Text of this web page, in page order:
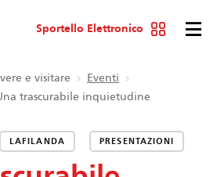
Sportello Elettronico
e visitare
Eventi
trascurabile inquietudine
LAFILANDA PRESENTAZIONI